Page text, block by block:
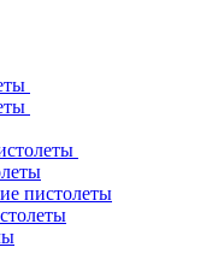
пистолеты